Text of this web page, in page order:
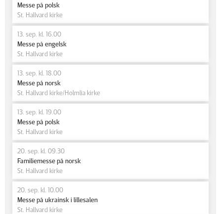
Messe på polsk
St. Hallvard kirke
13. sep. kl. 16.00
Messe på engelsk
St. Hallvard kirke
13. sep. kl. 18.00
Messe på norsk
St. Hallvard kirke/Holmlia kirke
13. sep. kl. 19.00
Messe på polsk
St. Hallvard kirke
20. sep. kl. 09.30
Familiemesse på norsk
St. Hallvard kirke
20. sep. kl. 10.00
Messe på ukrainsk i lillesalen
St. Hallvard kirke